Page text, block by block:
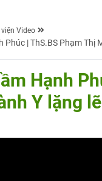
Video
Phúc | ThS.BS Phạm Thị
Hạnh
Y lặng